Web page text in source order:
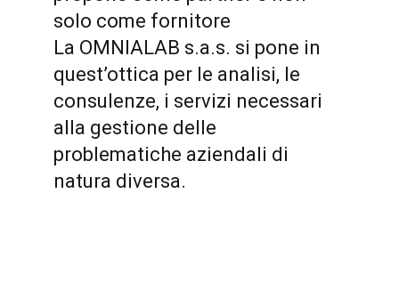
solo come fornitore
La OMNIALAB s.a.s. si pone in
quest’ottica per le analisi, le
consulenze, i servizi necessari
alla gestione delle
problematiche aziendali di
natura diversa.